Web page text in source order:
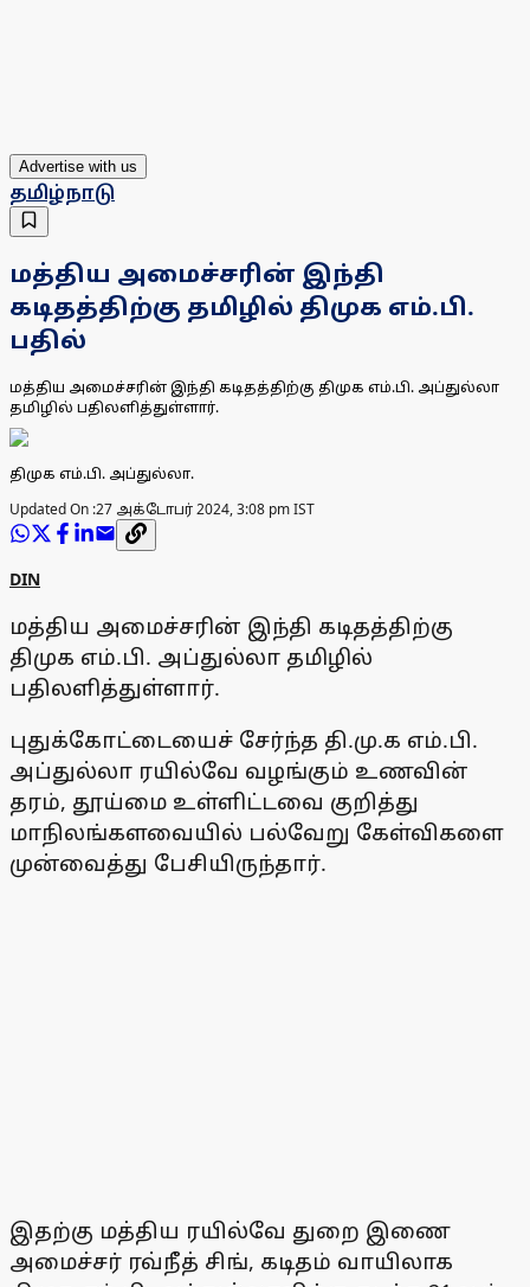
Advertise with us
தமிழ்நாடு
மத்திய அமைச்சரின் இந்தி
கடிதத்திற்கு தமிழில் திமுக எம்.பி.
பதில்
மத்திய அமைச்சரின் இந்தி கடிதத்திற்கு திமுக எம்.பி. அப்துல்லா
தமிழில் பதிலளித்துள்ளார்.
திமுக எம்.பி. அப்துல்லா.
Updated On :27 அக்டோபர் 2024, 3:08 pm IST
DIN
மத்திய அமைச்சரின் இந்தி கடிதத்திற்கு
திமுக எம்.பி. அப்துல்லா தமிழில்
பதிலளித்துள்ளார்.
புதுக்கோட்டையைச் சேர்ந்த தி.மு.க எம்.பி.
அப்துல்லா ரயில்வே வழங்கும் உணவின்
தரம், தூய்மை உள்ளிட்டவை குறித்து
மாநிலங்களவையில் பல்வேறு கேள்விகளை
முன்வைத்து பேசியிருந்தார்.
இதற்கு மத்திய ரயில்வே துறை இணை
அமைச்சர் ரவ்நீத் சிங், கடிதம் வாயிலாக